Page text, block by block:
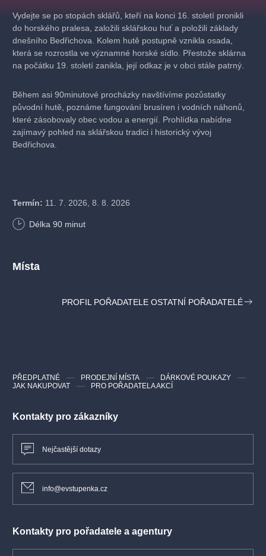
Vydejte se po stopách sklářů, kteří na konci 16. století pronikli
do horského pralesa, založili sklářskou huť a položili základy
dnešního Bedřichova. Kolem hutě postupně vznikla osada,
která se rozrostla ve významné horské sídlo. Přestože sklárna
na počátku 19. století zanikla, její odkaz je v obci stále patrný.
Během asi 90minutové procházky navštívíme pozůstatky
původní hutě, poznáme fungování brusíren i vodních náhonů,
které zásobovaly obec vodou a energií. Prohlídka nabídne
zajímavý pohled na sklářskou tradici i historický vývoj
Bedřichova.
Termín: 11. 7. 2026, 8. 8. 2026
Začátek:
Délka prohlídky:
Délka 90 minut
Místa
PROFIL POŘADATELE OSTATNÍ POŘADATELÉ
Kontakty pro zákazníky
Nejčastější dotazy
info@evstupenka.cz
Kontakty pro pořadatele a agentury
PŘEDPLATNÉ PRODEJNÍ MÍSTA
DÁRKOVÉ POUKAZY
JAK NAKUPOVAT
PRO POŘADATELA AKCÍ